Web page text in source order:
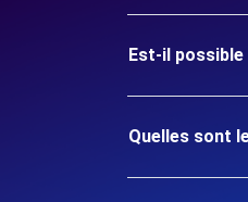
Est-il
Quelles sont